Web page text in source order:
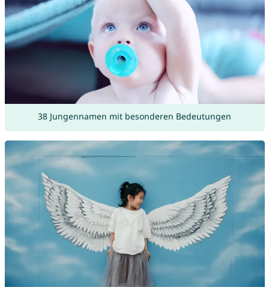
38 Jungennamen mit besonderen Bedeutungen